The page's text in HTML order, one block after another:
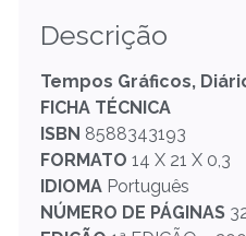
Descrição
Tempos Gráficos,
FICHA TÉCNICA
ISBN 8588343193
FORMATO 14 X 21 X 0,3
IDIOMA Português
NÚMERO DE PÁGINAS